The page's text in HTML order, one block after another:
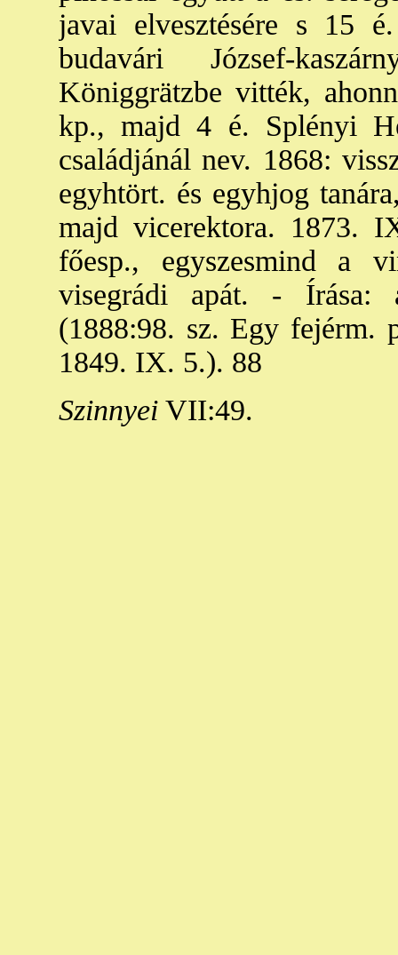
javai elvesztésére s 15
budavári József-
Königgrätzbe vitték,
kp., majd 4 é. Splényi
családjánál nev. 1868:
egyhtört. és egyhjog
majd vicerektora. 1873.
főesp., egyszesmind a
visegrádi apát. - Írása:
(1888:98. sz. Egy fejérm.
1849. IX. 5.). 88
Szinnyei VII:49.